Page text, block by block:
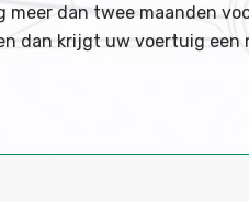
meer dan twee maanden
dan krijgt uw voertuig een